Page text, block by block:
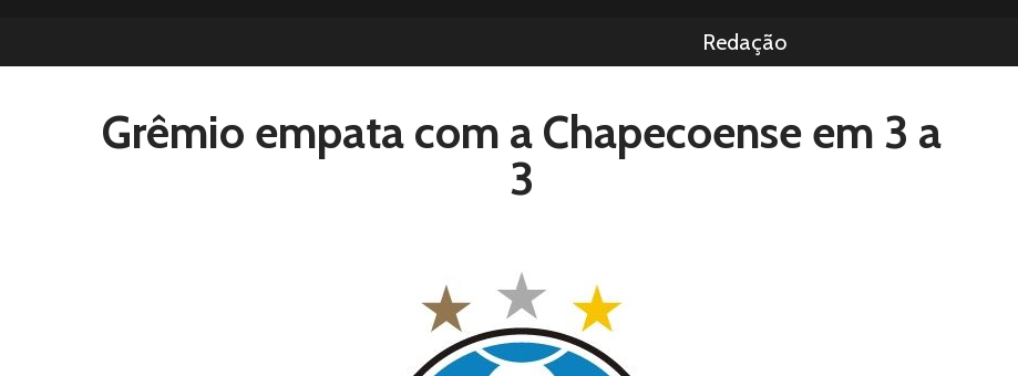
Redação
Grêmio empata com a Chapecoense em 3 a
3